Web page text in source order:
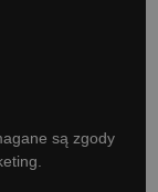
są zgody